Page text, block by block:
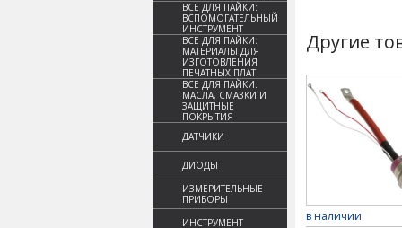
ВСЕ ДЛЯ ПАЙКИ:
ВСПОМОГАТЕЛЬНЫЙ
ИНСТРУМЕНТ
ВСЕ ДЛЯ ПАЙКИ:
МАТЕРИАЛЫ ДЛЯ
ИЗГОТОВЛЕНИЯ
ПЕЧАТНЫХ ПЛАТ
ВСЕ ДЛЯ ПАЙКИ:
МАСЛА, СМАЗКИ И
ЗАЩИТНЫЕ
ПОКРЫТИЯ
ДАТЧИКИ
ДИОДЫ
ИЗМЕРИТЕЛЬНЫЕ
ПРИБОРЫ
ИНСТРУМЕНТ
Другие
в наличии